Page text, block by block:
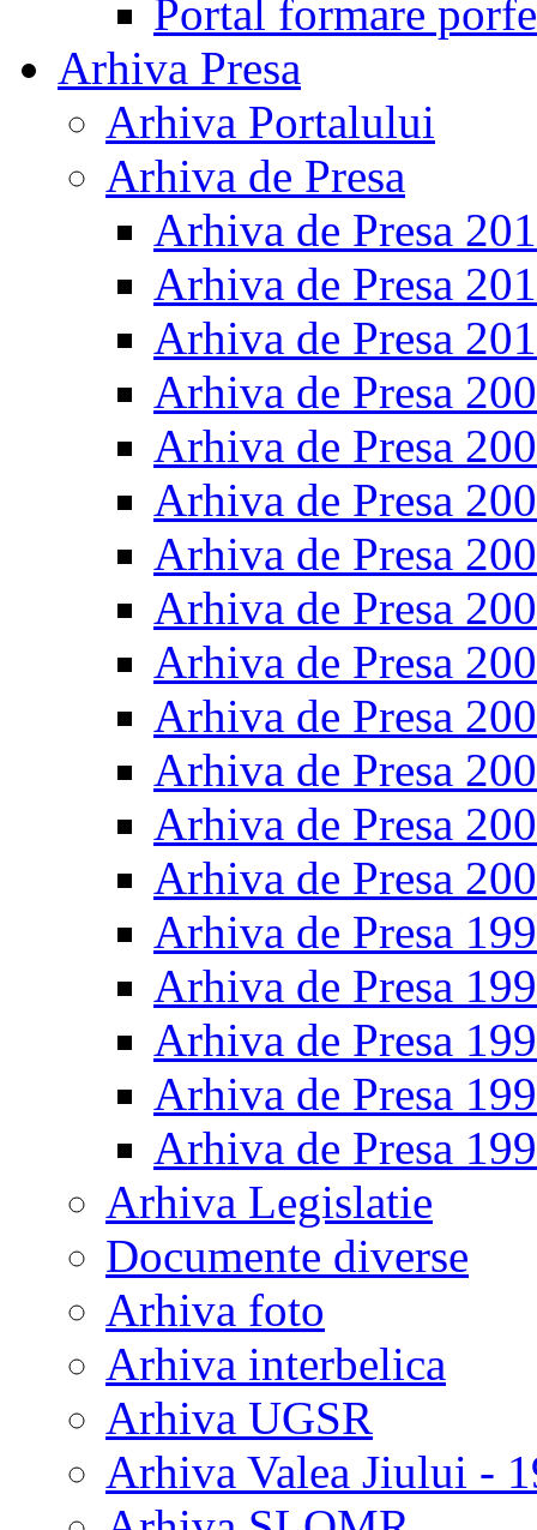
Portal formare
Arhiva Presa
Arhiva Portalului
Arhiva de Presa
Arhiva de Presa
Arhiva de Presa
Arhiva de Presa
Arhiva de Presa
Arhiva de Presa
Arhiva de Presa
Arhiva de Presa
Arhiva de Presa
Arhiva de Presa
Arhiva de Presa
Arhiva de Presa
Arhiva de Presa
Arhiva de Presa
Arhiva de Presa
Arhiva de Presa
Arhiva de Presa
Arhiva de Presa
Arhiva de Presa
Arhiva Legislatie
Documente diverse
Arhiva foto
Arhiva interbelica
Arhiva UGSR
Arhiva Valea Jiului -